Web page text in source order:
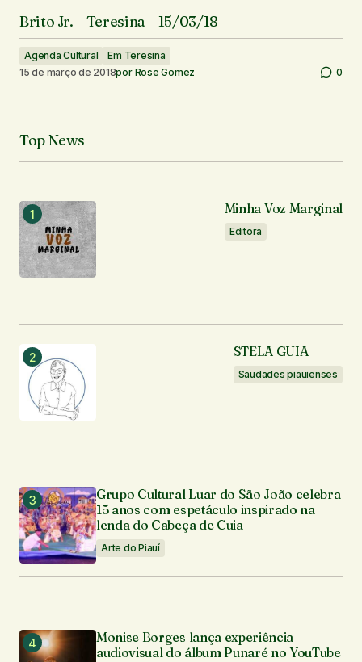
Brito Jr. – Teresina – 15/03/18
Agenda Cultural
Em Teresina
15 de março de 2018por Rose Gomez 0
Top News
Minha Voz Marginal
Editora
STELA GUIA
Saudades piauienses
Grupo Cultural Luar do São João celebra
15 anos com espetáculo inspirado na
lenda do Cabeça de Cuia
Arte do Piauí
Monise Borges lança experiência
audiovisual do álbum Punaré no YouTube